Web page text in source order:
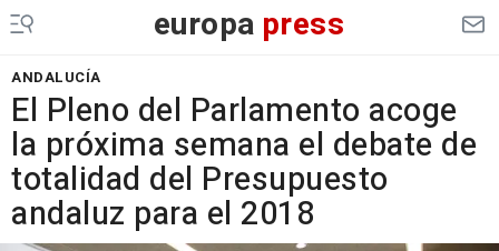
europa press
ANDALUCÍA
El Pleno del Parlamento acoge
la próxima semana el debate de
totalidad del Presupuesto
andaluz para el 2018